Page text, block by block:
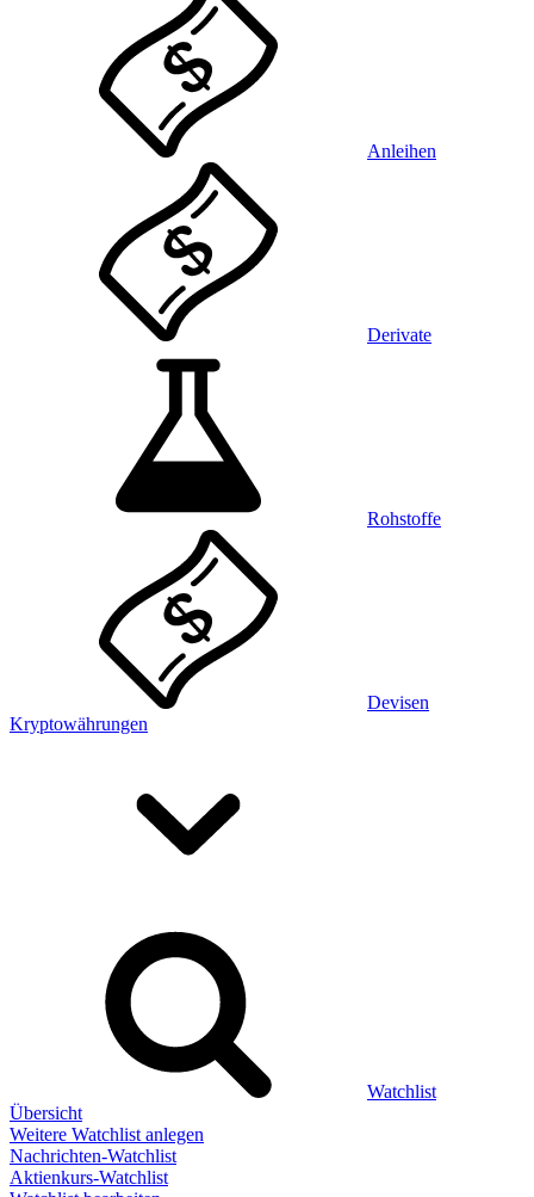
Anleihen
Derivate
Rohstoffe
Devisen
Kryptowährungen
Watchlist
Übersicht
Weitere Watchlist anlegen
Nachrichten-Watchlist
Aktienkurs-Watchlist